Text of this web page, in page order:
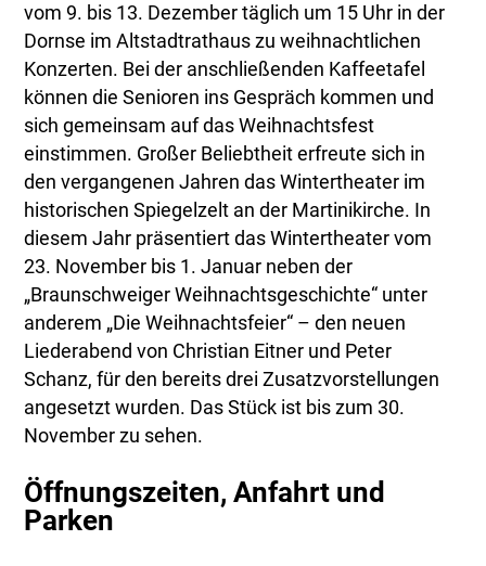
vom 9. bis 13. Dezember täglich um 15 Uhr in der
Dornse im Altstadtrathaus zu weihnachtlichen
Konzerten. Bei der anschließenden Kaffeetafel
können die Senioren ins Gespräch kommen und
sich gemeinsam auf das Weihnachtsfest
einstimmen. Großer Beliebtheit erfreute sich in
den vergangenen Jahren das Wintertheater im
historischen Spiegelzelt an der Martinikirche. In
diesem Jahr präsentiert das Wintertheater vom
23. November bis 1. Januar neben der
„Braunschweiger Weihnachtsgeschichte“ unter
anderem „Die Weihnachtsfeier“ – den neuen
Liederabend von Christian Eitner und Peter
Schanz, für den bereits drei Zusatzvorstellungen
angesetzt wurden. Das Stück ist bis zum 30.
November zu sehen.
Öffnungszeiten, Anfahrt und
Parken